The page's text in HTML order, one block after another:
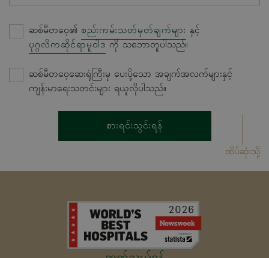
ဆစ်မီတဝေ့၏ စည်းကမ်းသတ်မှတ်ချက်များ နှင့်
ပုဂ္ဂလိကဆိုင်ရာမူဝါဒ ကို သဘောတူပါသည်။
ဆစ်မီတဝေ့ဆေးရုံကြီးမှ ပေးပို့သော အချက်အလက်များနှင့်
ကျန်းမာရေးသတင်းများ ရယူလိုပါသည်။
စားရင်းသွင်းရန်
ထိပ်ဆုံးသို့